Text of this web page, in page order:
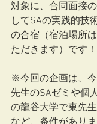
対象に、合同面接
してSAの実践的技
の合宿（宿泊場所
ただきます）です！
※今回の企画は、
先生のSAゼミや個
の龍谷大学で東先